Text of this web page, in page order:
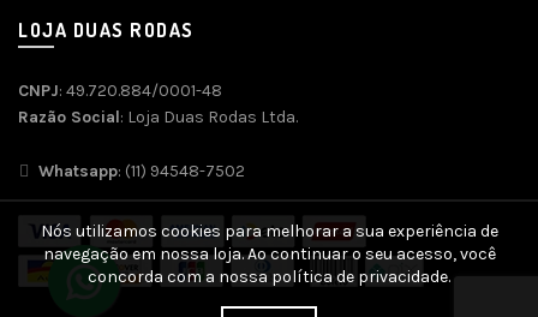
LOJA DUAS RODAS
CNPJ: 49.720.884/0001-48
Razão Social: Loja Duas Rodas Ltda.
Whatsapp: (11) 94548-7502
Nós utilizamos cookies para melhorar a sua experiência de
navegação em nossa loja. Ao continuar o seu acesso, você
concorda com a nossa política de privacidade.